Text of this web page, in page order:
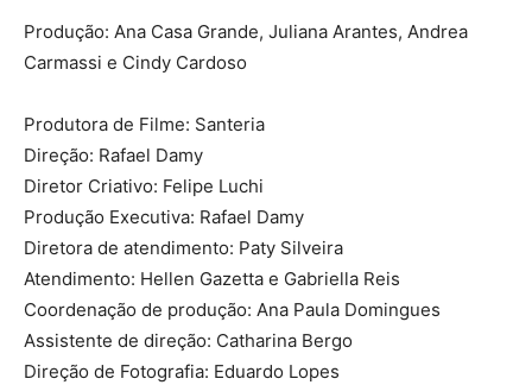
Produção: Ana Casa Grande, Juliana Arantes, Andrea
Carmassi e Cindy Cardoso
Produtora de Filme: Santeria
Direção: Rafael Damy
Diretor Criativo: Felipe Luchi
Produção Executiva: Rafael Damy
Diretora de atendimento: Paty Silveira
Atendimento: Hellen Gazetta e Gabriella Reis
Coordenação de produção: Ana Paula Domingues
Assistente de direção: Catharina Bergo
Direção de Fotografia: Eduardo Lopes